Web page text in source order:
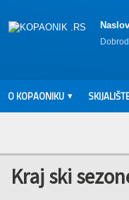
O KOPAONIKU
Kraj ski